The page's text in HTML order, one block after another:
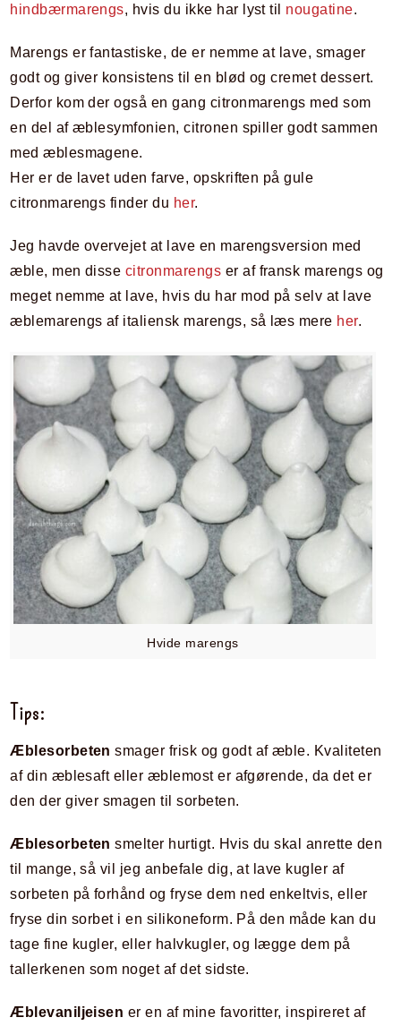
hindbærmarengs, hvis du ikke har lyst til nougatine.
Marengs er fantastiske, de er nemme at lave, smager
godt og giver konsistens til en blød og cremet dessert.
Derfor kom der også en gang citronmarengs med som
en del af æblesymfonien, citronen spiller godt sammen
med æblesmagene.
Her er de lavet uden farve, opskriften på gule
citronmarengs finder du her.
Jeg havde overvejet at lave en marengsversion med
æble, men disse citronmarengs er af fransk marengs og
meget nemme at lave, hvis du har mod på selv at lave
æblemarengs af italiensk marengs, så læs mere her.
Hvide marengs
Tips:
Æblesorbeten smager frisk og godt af æble. Kvaliteten
af din æblesaft eller æblemost er afgørende, da det er
den der giver smagen til sorbeten.
Æblesorbeten smelter hurtigt. Hvis du skal anrette den
til mange, så vil jeg anbefale dig, at lave kugler af
sorbeten på forhånd og fryse dem ned enkeltvis, eller
fryse din sorbet i en silikoneform. På den måde kan du
tage fine kugler, eller halvkugler, og lægge dem på
tallerkenen som noget af det sidste.
Æblevaniljeisen er en af mine favoritter, inspireret af